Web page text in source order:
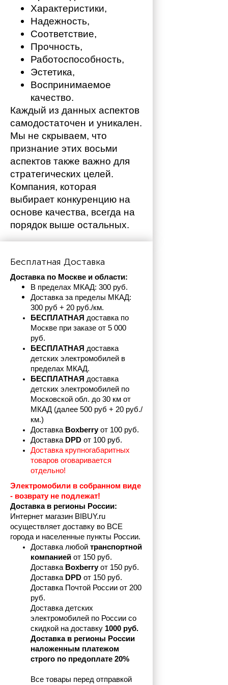
Характеристики,
Надежность,
Соответствие,
Прочность,
Работоспособность,
Эстетика,
Воспринимаемое
качество.
Каждый из данных аспектов
самодостаточен и уникален.
Мы не скрываем, что
признание этих восьми
аспектов также важно для
стратегических целей.
Компания, которая
выбирает конкуренцию на
основе качества, всегда на
порядок выше остальных.
Бесплатная Доставка
Доставка по Москве и области:
В пределах МКАД: 300 руб.
Доставка за пределы МКАД:
300 руб + 20 руб./км.
БЕСПЛАТНАЯ доставка по
Москве при заказе от 5 000
руб.
БЕСПЛАТНАЯ доставка
детских электромобилей в
пределах МКАД.
БЕСПЛАТНАЯ доставка
детских электромобилей по
Московской обл. до 30 км от
МКАД (далее 500 руб + 20 руб./
км.)
Доставка Boxberry от 100 руб.
Доставка DPD от 100 руб.
Доставка крупногабаритных
товаров оговаривается
отдельно!
Электромобили в собранном виде
- возврату не подлежат!
Доставка в регионы России:
Интернет магазин BIBUY.ru
осуществляет доставку во ВСЕ
города и населенные пункты России.
Доставка любой транспортной
компанией от 150 руб.
Доставка Boxberry от 150 руб.
Доставка DPD от 150 руб.
Доставка Почтой России от 200
руб.
Доставка детских
электромобилей по России со
скидкой на доставку 1000 руб.
Доставка в регионы России
наложенным платежом
строго по предоплате 20%
Все товары перед отправкой